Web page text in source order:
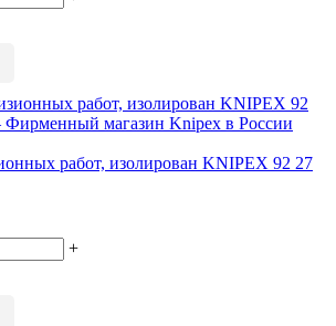
работ, изолирован KNIPEX 92 27
+